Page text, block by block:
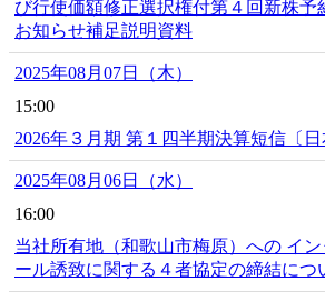
び行使価額修正選択権付第４回新株予
お知らせ補足説明資料
2025年08月07日（木）
15:00
2026年３月期 第１四半期決算短信〔日
2025年08月06日（水）
16:00
当社所有地（和歌山市梅原）への イ
ール誘致に関する４者協定の締結につ